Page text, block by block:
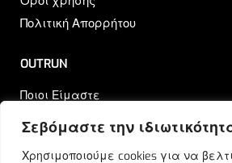
Σεβόμαστε την
Χρησιμοποιούμε cookies για να
Πολιτική Απορρήτου
OUTRUN
Ποιοι Είμαστε
Blog